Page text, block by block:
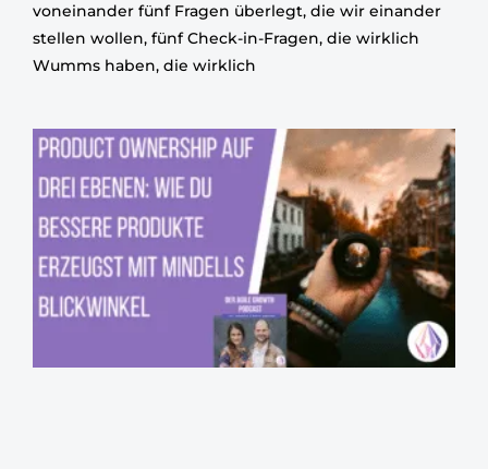
voneinander fünf Fragen überlegt, die wir einander
stellen wollen, fünf Check-in-Fragen, die wirklich
Wumms haben, die wirklich